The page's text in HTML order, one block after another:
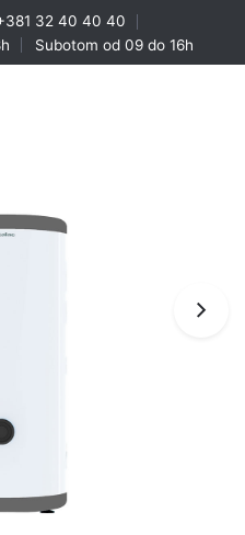
32 40 40 40
Subotom od 09 do 16h